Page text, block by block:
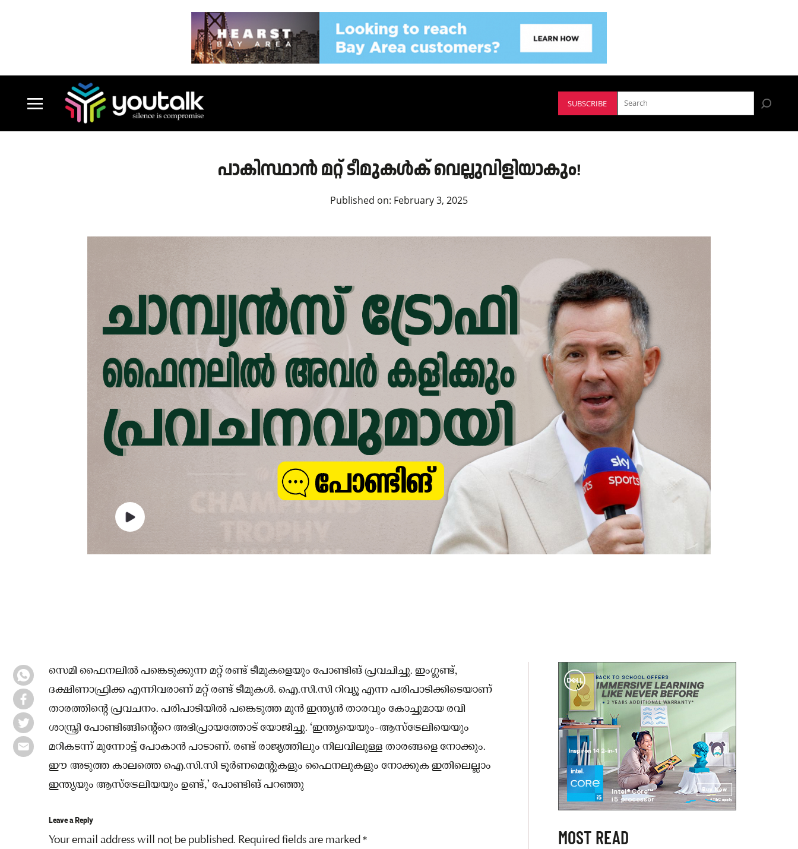
SUBSCRIBE
പാകിസ്ഥാൻ മറ്റ് ടീമുകൾക് വെല്ലുവിളിയാകും!
Published on: February 3, 2025
സെമി ഫൈനലിൽ പങ്കെടുക്കുന്ന മറ്റ് രണ്ട് ടീമുകളെയും പോണ്ടിങ് പ്രവചിച്ചു. ഇംഗ്ലണ്ട്,
ദക്ഷിണാഫ്രിക്ക എന്നിവരാണ് മറ്റ് രണ്ട് ടീമുകൾ. ഐ.സി.സി റിവ്യൂ എന്ന പരിപാടിക്കിടെയാണ്
താരത്തിന്റെ പ്രവചനം. പരിപാടിയിൽ പങ്കെടുത്ത മുൻ ഇന്ത്യൻ താരവും കോച്ചുമായ രവി
ശാസ്ത്രി പോണ്ടിങ്ങിന്റെ്റെ അഭിപ്രായത്തോട് യോജിച്ചു. ‘ഇന്ത്യയെയും-ആസ്ട്രേലിയെയും
മറികടന്ന് മുന്നോട്ട് പോകാൻ പാടാണ്. രണ്ട് രാജ്യത്തിലും നിലവിലുള്ള താരങ്ങളെ നോക്കും.
ഈ അടുത്ത കാലത്തെ ഐ.സി.സി ടൂർണമെൻ്റുകളും ഫൈനലുകളും നോക്കുക ഇതിലെല്ലാം
ഇന്ത്യയും ആസ്ട്രേലിയയും ഉണ്ട്,’ പോണ്ടിങ് പറഞ്ഞു
Leave a Reply
Your email address will not be published. Required fields are marked* MOST READ